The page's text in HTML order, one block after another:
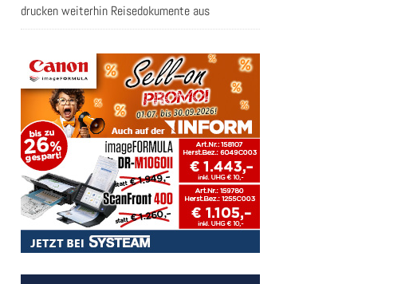
drucken weiterhin Reisedokumente aus